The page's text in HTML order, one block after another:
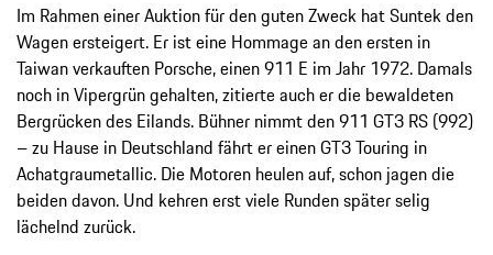
Im Rahmen einer Auktion für den guten Zweck hat Suntek den
Wagen ersteigert. Er ist eine Hommage an den ersten in
Taiwan verkauften Porsche, einen 911 E im Jahr 1972. Damals
noch in Vipergrün gehalten, zitierte auch er die bewaldeten
Bergrücken des Eilands. Bühner nimmt den 911 GT3 RS (992)
– zu Hause in Deutschland fährt er einen GT3 Touring in
Achatgraumetallic. Die Motoren heulen auf, schon jagen die
beiden davon. Und kehren erst viele Runden später selig
lächelnd zurück.